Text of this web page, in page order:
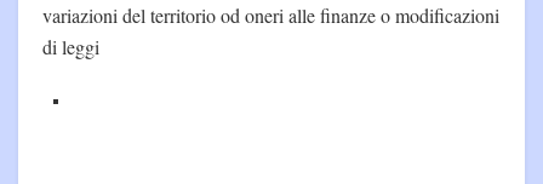
variazioni del territorio od oneri alle finanze o modificazioni
di leggi